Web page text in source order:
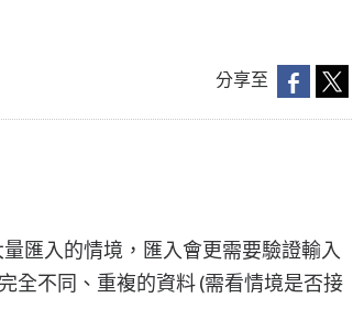
分享至
匯入的情境，匯入會更需要驗證輸入
全不同、重複的資料 (需看情境是否接